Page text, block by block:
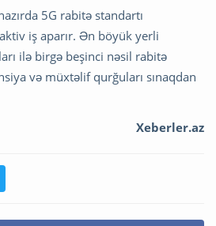
5G rabitə standartı
iş aparır. Ən böyük yerli
ilə birgə beşinci nəsil rabitə
və müxtəlif qurğuları sınaqdan
Xeberler.az